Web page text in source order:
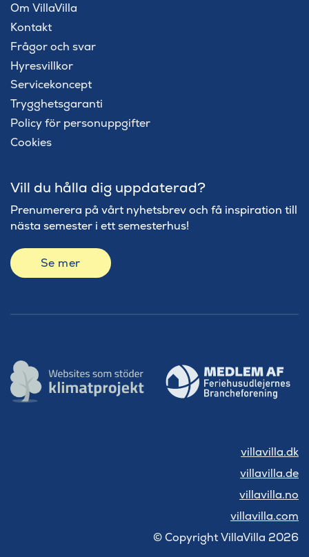
Om VillaVilla
Kontakt
Frågor och svar
Hyresvillkor
Servicekoncept
Trygghetsgaranti
Policy för personuppgifter
Cookies
Vill du hålla dig uppdaterad?
Prenumerera på vårt nyhetsbrev och få inspiration till
nästa semester i ett semesterhus!
Se mer
villavilla.dk
villavilla.de
villavilla.no
villavilla.com
© Copyright VillaVilla 2026